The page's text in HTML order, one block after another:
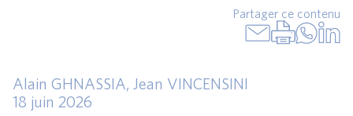
Partager ce contenu
Alain GHNASSIA, Jean VINCENSINI
18 juin 2026